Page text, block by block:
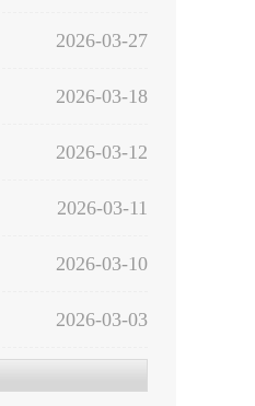
2026-03-27
2026-03-18
2026-03-12
2026-03-11
2026-03-10
2026-03-03